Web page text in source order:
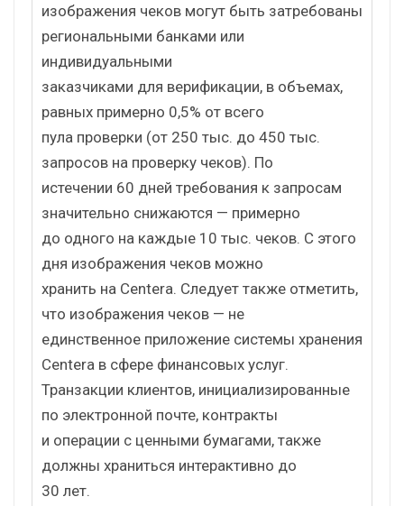
изображения чеков могут быть затребованы
региональными банками или
индивидуальными
заказчиками для верификации, в объемах,
равных примерно 0,5% от всего
пула проверки (от 250 тыс. до 450 тыс.
запросов на проверку чеков). По
истечении 60 дней требования к запросам
значительно снижаются — примерно
до одного на каждые 10 тыс. чеков. С этого
дня изображения чеков можно
хранить на Centera. Следует также отметить,
что изображения чеков — не
единственное приложение системы хранения
Centera в сфере финансовых услуг.
Транзакции клиентов, инициализированные
по электронной почте, контракты
и операции с ценными бумагами, также
должны храниться интерактивно до
30 лет.